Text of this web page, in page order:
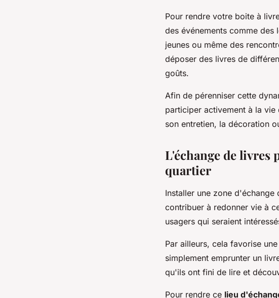
Pour rendre votre boite à
des événements comme des
jeunes ou même des
déposer des livres de
goûts.
Afin de pérenniser cette
participer activement à la
son entretien, la décoration
L'échange de
quartier
Installer une zone
contribuer à redonner vie à
usagers qui seraient
Par ailleurs, cela favorise
simplement emprunter un
qu'ils ont fini de lire et
Pour rendre ce lieu